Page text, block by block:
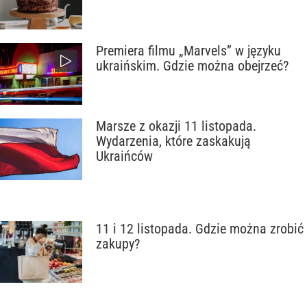
Premiera filmu „Marvels” w języku
ukraińskim. Gdzie można obejrzeć?
Marsze z okazji 11 listopada.
Wydarzenia, które zaskakują
Ukraińców
11 i 12 listopada. Gdzie można zrobić
zakupy?